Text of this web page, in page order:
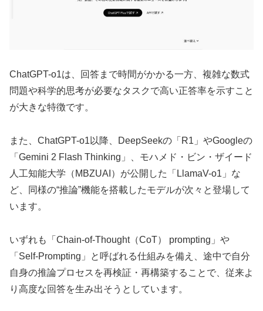
ChatGPT-o1は、回答まで時間がかかる一方、複雑な数式
問題や科学的思考が必要なタスクで高い正答率を示すこと
が大きな特徴です。
また、ChatGPT-o1以降、DeepSeekの「R1」やGoogleの
「Gemini 2 Flash Thinking」、モハメド・ビン・ザイード
人工知能大学（MBZUAI）が公開した「LlamaV-o1」な
ど、同様の“推論”機能を搭載したモデルが次々と登場して
います。
いずれも「Chain-of-Thought（CoT） prompting」や
「Self-Prompting」と呼ばれる仕組みを備え、途中で自分
自身の推論プロセスを再検証・再構築することで、従来よ
り高度な回答を生み出そうとしています。